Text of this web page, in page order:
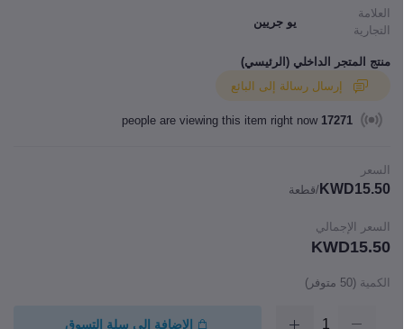
العلامة
التجارية
يو جريين
منتج المتجر الداخلي (الرئيسي)
17271
السعر
KWD15.50 /قطعة
السعر الإجمالي
KWD15.50
الكمية (
50 متوفر)
الإضافة إلى سلة التسوق